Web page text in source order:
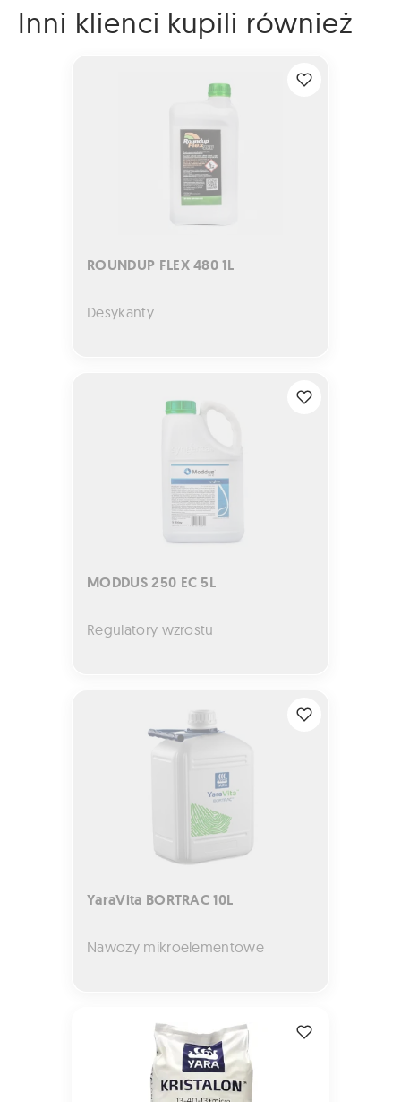
Inni klienci kupili również
ROUNDUP FLEX 480 1L
Desykanty
MODDUS 250 EC 5L
Regulatory wzrostu
YaraVita BORTRAC 10L
Nawozy mikroelementowe